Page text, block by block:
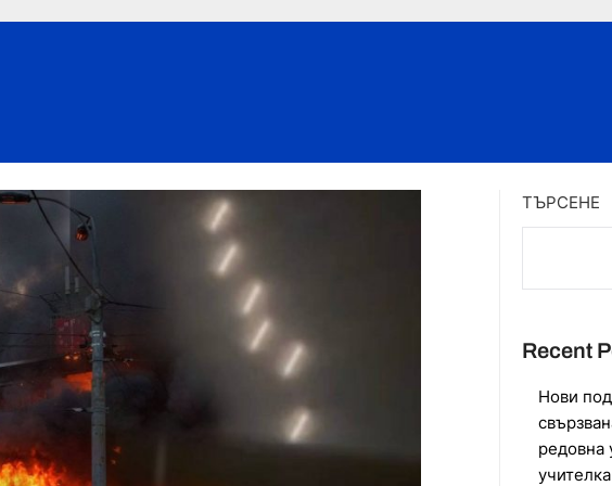
ТЪРСЕНЕ
Recent
Нови
редовна
учителка